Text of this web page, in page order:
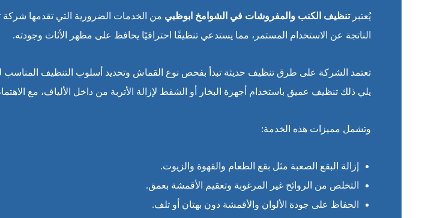
يُعتبرتنظيف الكنب والمفروشات في الشوامخ ابوظبي من الخدمات الضرورية التي تقدمها شركة
الناتجة عن الاستخدام المستمر، مما يستدعي تنظيفًا احترافيًا يحافظ على مظهر الأثاث وجودته.
تعتمد الشركة على طرق تنظيف حديثة تبدأ بفحص نوع القماش وتحديد أسلوب التنظيف المناسب
يلي ذلك تنظيف عميق باستخدام أجهزة البخار أو الشفط لإزالة الأتربة من داخل الألياف، مع
وتشمل مميزات هذه الخدمة:
إزالة البقع الصعبة مثل بقع الطعام والقهوة والزيوت.
التخلص من الروائح غير المرغوبة وتعقيم الأقمشة بعمق.
الحفاظ على جودة الألوان والأقمشة دون بهتان أو تلف.